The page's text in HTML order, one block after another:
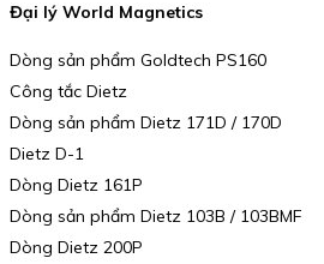
Đại lý World Magnetics
Dòng sản phẩm Goldtech PS160
Công tắc Dietz
Dòng sản phẩm Dietz 171D / 170D
Dietz D-1
Dòng Dietz 161P
Dòng sản phẩm Dietz 103B / 103BMF
Dòng Dietz 200P